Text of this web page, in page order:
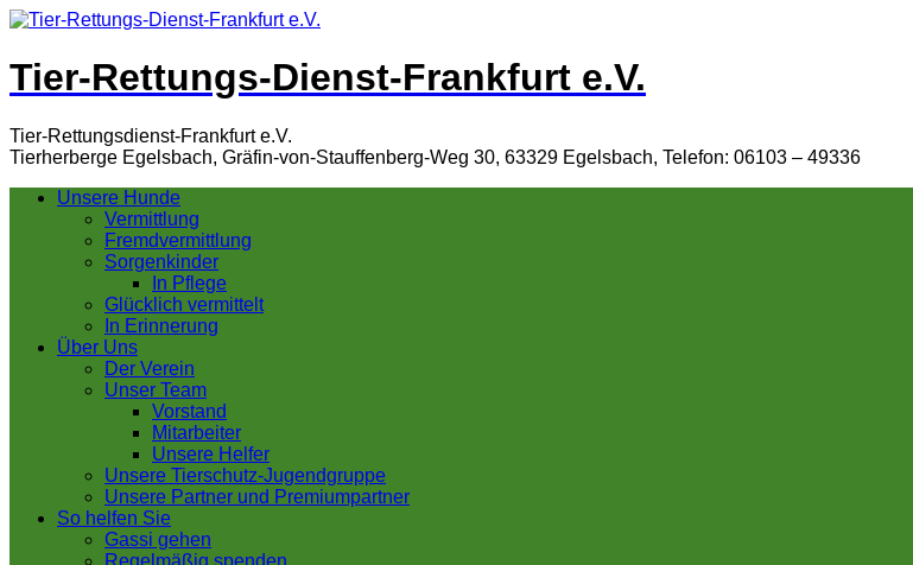
Tier-Rettungs-Dienst-Frankfurt e.V.
Tier-Rettungsdienst-Frankfurt e.V.
Tierherberge Egelsbach, Gräfin-von-Stauffenberg-Weg 30, 63329 Egelsbach, Telefon: 06103 – 49336
Unsere Hunde
Vermittlung
Fremdvermittlung
Sorgenkinder
In Pflege
Glücklich vermittelt
In Erinnerung
Über Uns
Der Verein
Unser Team
Vorstand
Mitarbeiter
Unsere Helfer
Unsere Tierschutz-Jugendgruppe
Unsere Partner und Premiumpartner
So helfen Sie
Gassi gehen
Regelmäßig spenden